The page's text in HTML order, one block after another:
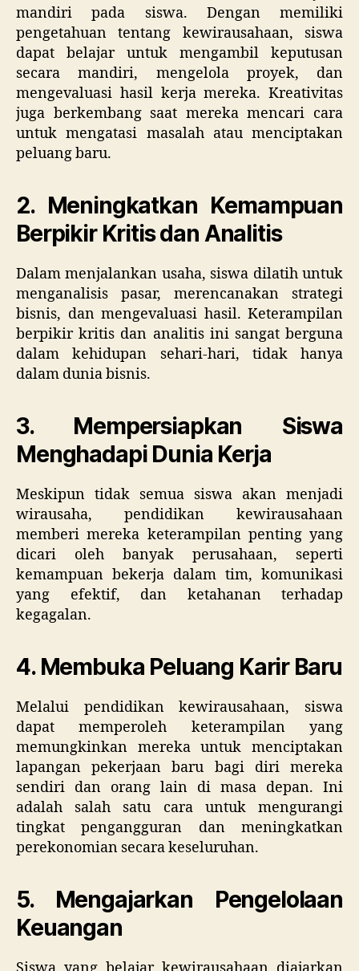
mandiri pada siswa. Dengan memiliki
pengetahuan tentang kewirausahaan, siswa
dapat belajar untuk mengambil keputusan
secara mandiri, mengelola proyek, dan
mengevaluasi hasil kerja mereka. Kreativitas
juga berkembang saat mereka mencari cara
untuk mengatasi masalah atau menciptakan
peluang baru.
2. Meningkatkan Kemampuan
Berpikir Kritis dan Analitis
Dalam menjalankan usaha, siswa dilatih untuk
menganalisis pasar, merencanakan strategi
bisnis, dan mengevaluasi hasil. Keterampilan
berpikir kritis dan analitis ini sangat berguna
dalam kehidupan sehari-hari, tidak hanya
dalam dunia bisnis.
3. Mempersiapkan Siswa
Menghadapi Dunia Kerja
Meskipun tidak semua siswa akan menjadi
wirausaha, pendidikan kewirausahaan
memberi mereka keterampilan penting yang
dicari oleh banyak perusahaan, seperti
kemampuan bekerja dalam tim, komunikasi
yang efektif, dan ketahanan terhadap
kegagalan.
4. Membuka Peluang Karir Baru
Melalui pendidikan kewirausahaan, siswa
dapat memperoleh keterampilan yang
memungkinkan mereka untuk menciptakan
lapangan pekerjaan baru bagi diri mereka
sendiri dan orang lain di masa depan. Ini
adalah salah satu cara untuk mengurangi
tingkat pengangguran dan meningkatkan
perekonomian secara keseluruhan.
5. Mengajarkan Pengelolaan
Keuangan